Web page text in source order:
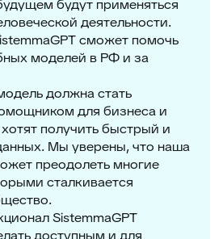
будут применяться
деятельности.
сможет помочь
моделей в РФ и за
должна стать
для бизнеса и
получить быстрый и
Мы уверены, что наша
преодолеть многие
сталкивается
SistemmaGPT
доступным и для